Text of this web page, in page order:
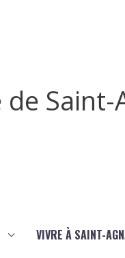
Saint-
VIVRE À SAINT-